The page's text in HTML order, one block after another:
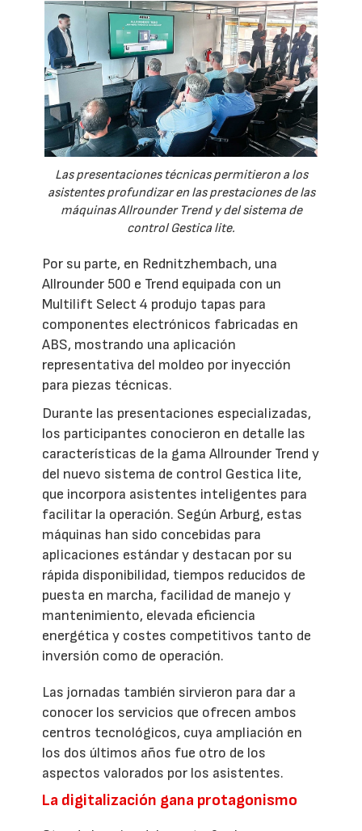
Las presentaciones técnicas permitieron a los
asistentes profundizar en las prestaciones de las
máquinas Allrounder Trend y del sistema de
control Gestica lite.
Por su parte, en Rednitzhembach, una
Allrounder 500 e Trend equipada con un
Multilift Select 4 produjo tapas para
componentes electrónicos fabricadas en
ABS, mostrando una aplicación
representativa del moldeo por inyección
para piezas técnicas.
Durante las presentaciones especializadas,
los participantes conocieron en detalle las
características de la gama Allrounder Trend y
del nuevo sistema de control Gestica lite,
que incorpora asistentes inteligentes para
facilitar la operación. Según Arburg, estas
máquinas han sido concebidas para
aplicaciones estándar y destacan por su
rápida disponibilidad, tiempos reducidos de
puesta en marcha, facilidad de manejo y
mantenimiento, elevada eficiencia
energética y costes competitivos tanto de
inversión como de operación.
Las jornadas también sirvieron para dar a
conocer los servicios que ofrecen ambos
centros tecnológicos, cuya ampliación en
los dos últimos años fue otro de los
aspectos valorados por los asistentes.
La digitalización gana protagonismo